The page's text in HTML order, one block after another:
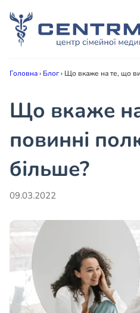
Головна› Блог› Що вкаже на те, що ви
Що вкаже
повинні
більше?
09.03.2022